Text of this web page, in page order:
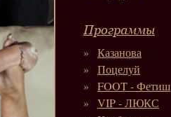
Программы
Казанова
Поцелуй
FOOT - Фетиш
VIP - ЛЮКС